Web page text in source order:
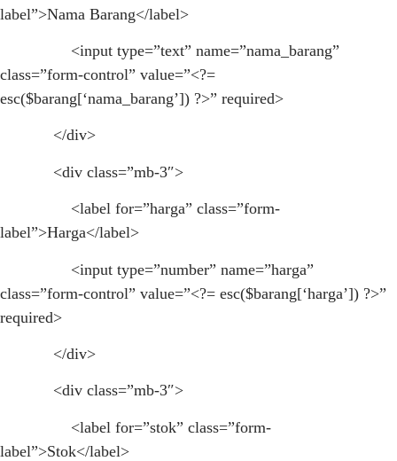
label”>Nama Barang</label>
<input type=”text” name=”nama_barang”
class=”form-control” value=”<?=
esc($barang[‘nama_barang’]) ?>” required>
</div>
<div class=”mb-3″>
<label for=”harga” class=”form-
label”>Harga</label>
<input type=”number” name=”harga”
class=”form-control” value=”<?= esc($barang[‘harga’]) ?>”
required>
</div>
<div class=”mb-3″>
<label for=”stok” class=”form-
label”>Stok</label>